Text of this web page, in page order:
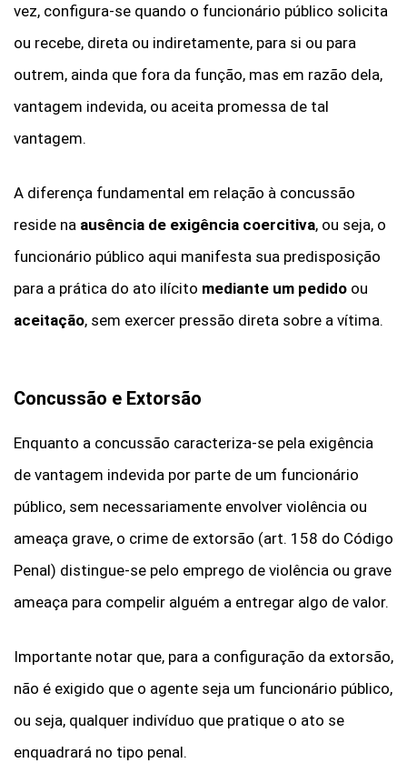
vez, configura-se quando o funcionário público solicita
ou recebe, direta ou indiretamente, para si ou para
outrem, ainda que fora da função, mas em razão dela,
vantagem indevida, ou aceita promessa de tal
vantagem.
A diferença fundamental em relação à concussão
reside na ausência de exigência coercitiva, ou seja, o
funcionário público aqui manifesta sua predisposição
para a prática do ato ilícito mediante um pedido ou
aceitação, sem exercer pressão direta sobre a vítima.
Concussão e Extorsão
Enquanto a concussão caracteriza-se pela exigência
de vantagem indevida por parte de um funcionário
público, sem necessariamente envolver violência ou
ameaça grave, o crime de extorsão (art. 158 do Código
Penal) distingue-se pelo emprego de violência ou grave
ameaça para compelir alguém a entregar algo de valor.
Importante notar que, para a configuração da extorsão,
não é exigido que o agente seja um funcionário público,
ou seja, qualquer indivíduo que pratique o ato se
enquadrará no tipo penal.